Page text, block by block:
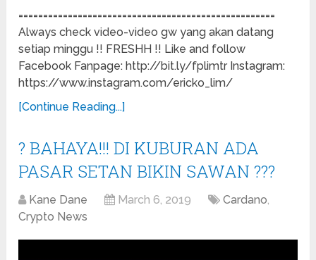
====================================================
Always check video-video gw yang akan datang
setiap minggu !! FRESHH !! Like and follow
Facebook Fanpage: http://bit.ly/fplimtr Instagram:
https://www.instagram.com/ericko_lim/
[Continue Reading...]
? BAHAYA!!! DI KUBURAN ADA
PASAR SETAN BIKIN SAWAN ???
Kane Dane March 6, 2019 Cardano,
Crypto News